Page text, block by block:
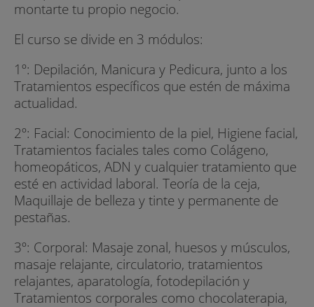
montarte tu propio negocio.
El curso se divide en 3 módulos:
1º: Depilación, Manicura y Pedicura, junto a los
Tratamientos específicos que estén de máxima
actualidad.
2º: Facial: Conocimiento de la piel, Higiene facial,
Tratamientos faciales tales como Colágeno,
homeopáticos, ADN y cualquier tratamiento que
esté en actividad laboral. Teoría de la ceja,
Maquillaje de belleza y tinte y permanente de
pestañas.
3º: Corporal: Masaje zonal, huesos y músculos,
masaje relajante, circulatorio, tratamientos
relajantes, aparatología, fotodepilación y
Tratamientos corporales como chocolaterapia,